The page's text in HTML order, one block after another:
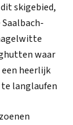
skigebied,
waar
heerlijk
langlaufen